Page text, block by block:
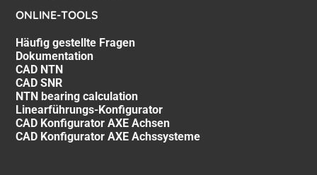
ONLINE-TOOLS
Häufig gestellte Fragen
Dokumentation
CAD NTN
CAD SNR
NTN bearing calculation
Linearführungs-Konfigurator
CAD Konfigurator AXE Achsen
CAD Konfigurator AXE Achssysteme